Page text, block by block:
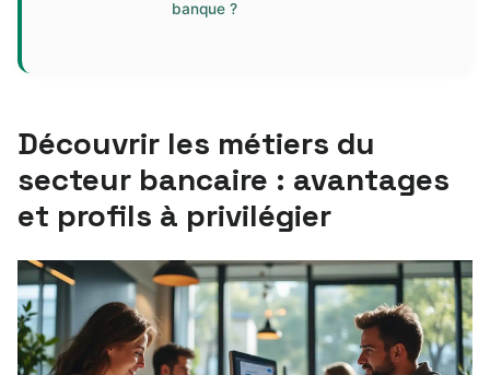
banque ?
Découvrir les métiers du
secteur bancaire : avantages
et profils à privilégier